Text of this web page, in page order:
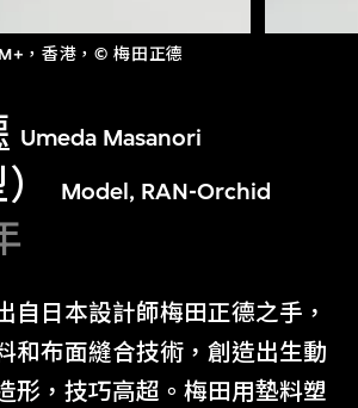
M+，香港，© 梅田正德
Umeda Masanori
Model, RAN-Orchid
自日本設計師梅田正德之手，
和布面縫合技術，創造出生動
形，技巧高超。梅田用墊料塑